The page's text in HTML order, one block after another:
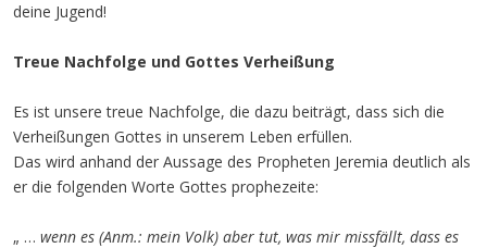
deine Jugend!
Treue Nachfolge und Gottes Verheißung
Es ist unsere treue Nachfolge, die dazu beiträgt, dass sich die
Verheißungen Gottes in unserem Leben erfüllen.
Das wird anhand der Aussage des Propheten Jeremia deutlich als
er die folgenden Worte Gottes prophezeite:
„ … wenn es (Anm.: mein Volk) aber tut, was mir missfällt, dass es